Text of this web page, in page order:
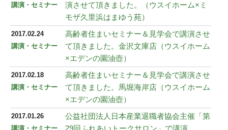
講演・セミナー
演させて頂きました。（ウスイホーム×ミ
モザ久里浜はまゆう苑）
2017.02.24
講演・セミナー
高齢者住まいセミナー＆見学会で講演させ
て頂きました。金沢文庫店（ウスイホーム
×エデンの園油壺）
2017.02.18
講演・セミナー
高齢者住まいセミナー＆見学会で講演させ
て頂きました。馬堀海岸店（ウスイホーム
×エデンの園油壺）
2017.01.26
講演・セミナー
公益社団法人日本産業退職者協会主催「第